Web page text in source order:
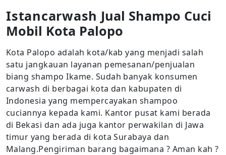
Istancarwash Jual Shampo Cuci
Mobil Kota Palopo
Kota Palopo adalah kota/kab yang menjadi salah
satu jangkauan layanan pemesanan/penjualan
biang shampo Ikame. Sudah banyak konsumen
carwash di berbagai kota dan kabupaten di
Indonesia yang mempercayakan shampoo
cuciannya kepada kami. Kantor pusat kami berada
di Bekasi dan ada juga kantor perwakilan di Jawa
timur yang berada di kota Surabaya dan
Malang.Pengiriman barang bagaimana ? Aman kah ?